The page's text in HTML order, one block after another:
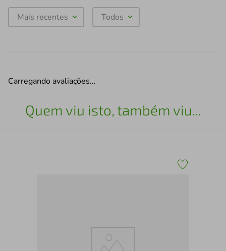
Mais recentes Todos
Carregando avaliações…
Quem viu isto, também viu...